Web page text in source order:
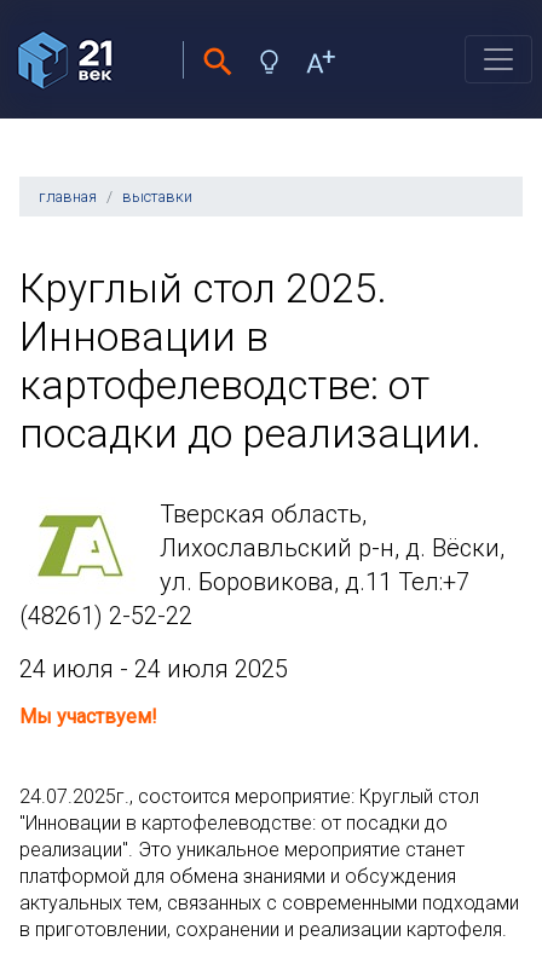
главная выставки
Круглый стол 2025.
Инновации в
картофелеводстве: от
посадки до реализации.
Тверская область,
Лихославльский р-н, д. Вёски,
ул. Боровикова, д.11 Тел:+7
(48261) 2-52-22
24 июля - 24 июля 2025
Мы участвуем!
24.07.2025г., состоится мероприятие: Круглый стол
"Инновации в картофелеводстве: от посадки до
реализации". Это уникальное мероприятие станет
платформой для обмена знаниями и обсуждения
актуальных тем, связанных с современными подходами
в приготовлении, сохранении и реализации картофеля.